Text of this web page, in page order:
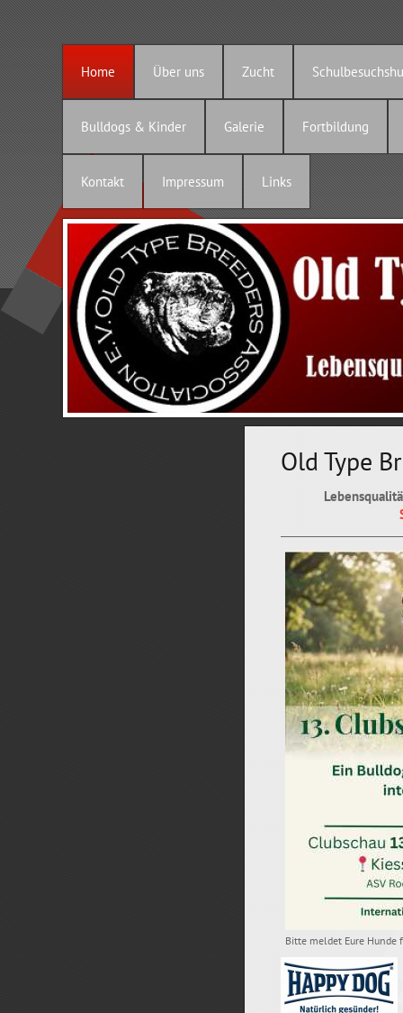
Home Über uns Zucht
Bulldogs & Kinder Galerie Fortbildung
Kontakt Impressum Links
Old Type
Bitte meldet Eure Hunde